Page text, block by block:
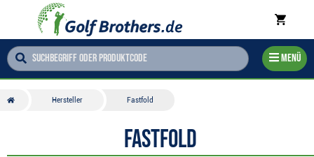
Menü
Hersteller Fastfold
Fastfold